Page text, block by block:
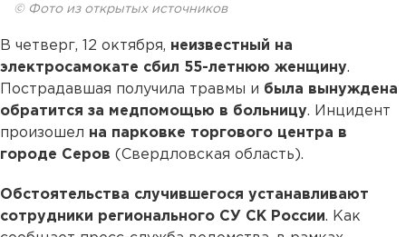
© Фото из открытых источников
В четверг, 12 октября, неизвестный на
электросамокате сбил 55-летнюю женщину.
Пострадавшая получила травмы и была вынуждена
обратится за медпомощью в больницу. Инцидент
произошел на парковке торгового центра в
городе Серов (Свердловская область).
Обстоятельства случившегося устанавливают
сотрудники регионального СУ СК России. Как